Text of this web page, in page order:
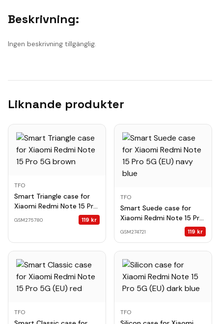
Beskrivning:
Ingen beskrivning tillgänglig.
Liknande produkter
TFO
Smart Triangle case for
Xiaomi Redmi Note 15 Pro
GSM275780 119 kr
TFO
Smart Suede case for
Xiaomi Redmi Note 15 Pro
GSM274721 119 kr
TFO TFO